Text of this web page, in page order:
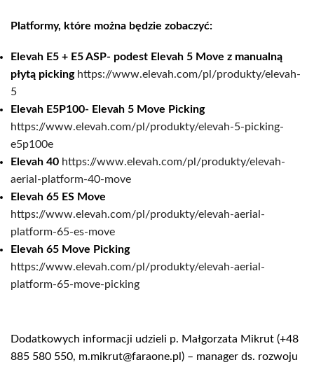
Platformy, które można będzie zobaczyć:
Elevah E5 + E5 ASP- podest Elevah 5 Move z manualną
płytą picking https://www.elevah.com/pl/produkty/elevah-
5
Elevah E5P100- Elevah 5 Move Picking
https://www.elevah.com/pl/produkty/elevah-5-picking-
e5p100e
Elevah 40 https://www.elevah.com/pl/produkty/elevah-
aerial-platform-40-move
Elevah 65 ES Move
https://www.elevah.com/pl/produkty/elevah-aerial-
platform-65-es-move
Elevah 65 Move Picking
https://www.elevah.com/pl/produkty/elevah-aerial-
platform-65-move-picking
Dodatkowych informacji udzieli p. Małgorzata Mikrut (+48
885 580 550, m.mikrut@faraone.pl) – manager ds. rozwoju